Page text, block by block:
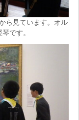
ら見ています。オル
です。